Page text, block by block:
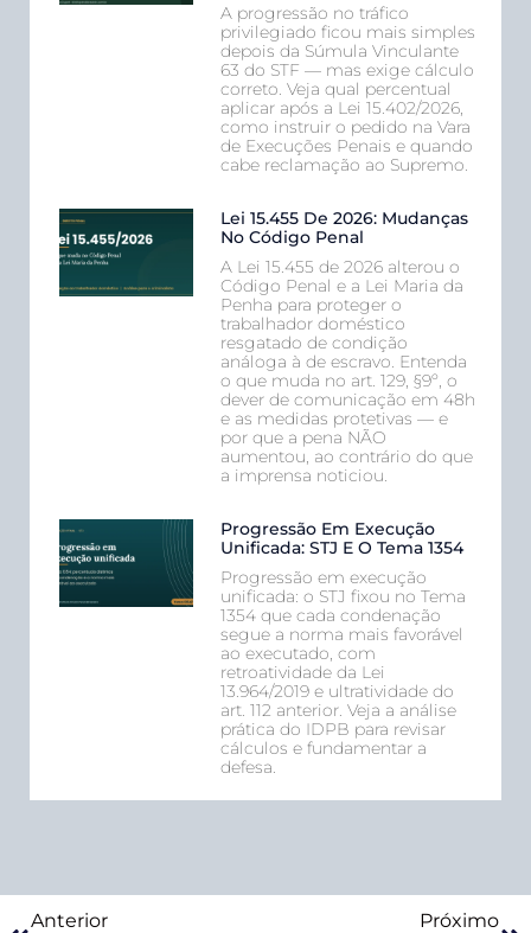
A progressão no tráfico
privilegiado ficou mais simples
depois da Súmula Vinculante
63 do STF — mas exige cálculo
correto. Veja qual percentual
aplicar após a Lei 15.402/2026,
como instruir o pedido na Vara
de Execuções Penais e quando
cabe reclamação ao Supremo.
Lei 15.455 De 2026: Mudanças
No Código Penal
A Lei 15.455 de 2026 alterou o
Código Penal e a Lei Maria da
Penha para proteger o
trabalhador doméstico
resgatado de condição
análoga à de escravo. Entenda
o que muda no art. 129, §9º, o
dever de comunicação em 48h
e as medidas protetivas — e
por que a pena NÃO
aumentou, ao contrário do que
a imprensa noticiou.
Progressão Em Execução
Unificada: STJ E O Tema 1354
Progressão em execução
unificada: o STJ fixou no Tema
1354 que cada condenação
segue a norma mais favorável
ao executado, com
retroatividade da Lei
13.964/2019 e ultratividade do
art. 112 anterior. Veja a análise
prática do IDPB para revisar
cálculos e fundamentar a
defesa.
Anterior Próximo